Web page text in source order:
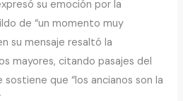
su emoción por la
de “un momento muy
su mensaje resaltó la
mayores, citando pasajes del
sostiene que “los ancianos son la